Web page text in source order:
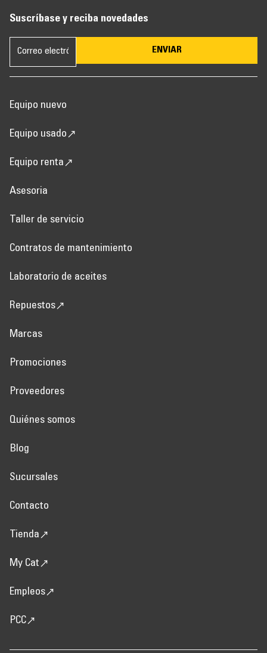
Suscríbase y reciba novedades
ENVIAR
Equipo nuevo
Equipo usado
Equipo renta
Asesoria
Taller de servicio
Contratos de mantenimiento
Laboratorio de aceites
Repuestos
Marcas
Promociones
Proveedores
Quiénes somos
Blog
Sucursales
Contacto
Tienda
My Cat
Empleos
PCC